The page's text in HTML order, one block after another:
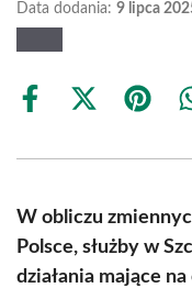
Data dodania: 9 lipca
Share
Share
(Twitter)
Share
W obliczu
Polsce, służby w
działania mające